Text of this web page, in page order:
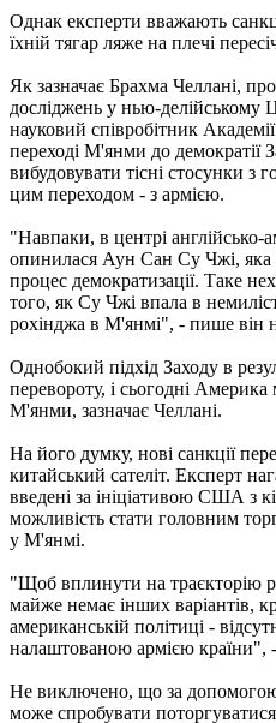
Однак експерти вважають
їхній тягар ляже на плечі
Як зазначає Брахма Челлані,
досліджень у нью-делійському
науковий співробітник
переході М'янми до демократії
вибудовувати тісні стосунки з
цим переходом - з армією.
"Навпаки, в центрі англійсько-
опинилася Аун Сан Су Чжі, яка
процес демократизації. Таке
того, як Су Чжі впала в
рохінджа в М'янмі", - пише він
Однобокий підхід Заходу в
перевороту, і сьогодні
М'янми, зазначає Челлані.
На його думку, нові санкції
китайський сателіт. Експерт
введені за ініціативою США з
можливість стати головним
у М'янмі.
"Щоб вплинути на траєкторію
майже немає інших варіантів,
американській політиці -
налаштованою армією країни",
Не виключено, що за
може спробувати